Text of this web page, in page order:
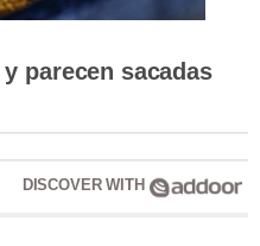
parecen sacadas
DISCOVER WITH